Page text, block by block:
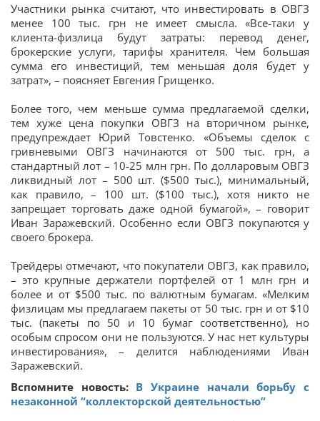
Участники рынка считают, что инвестировать в ОВГЗ
менее 100 тыс. грн не имеет смысла. «Все-таки у
клиента-физлица будут затраты: перевод денег,
брокерские услуги, тарифы хранителя. Чем большая
сумма его инвестиций, тем меньшая доля будет у
затрат», – поясняет Евгения Грищенко.
Более того, чем меньше сумма предлагаемой сделки,
тем хуже цена покупки ОВГЗ на вторичном рынке,
предупреждает Юрий Товстенко. «Объемы сделок с
гривневыми ОВГЗ начинаются от 500 тыс. грн, а
стандартный лот – 10-25 млн грн. По долларовым ОВГЗ
ликвидный лот – 500 шт. ($500 тыс.), минимальный,
как правило, – 100 шт. ($100 тыс.), хотя никто не
запрещает торговать даже одной бумагой», – говорит
Иван Заражевский. Особенно если ОВГЗ покупаются у
своего брокера.
Трейдеры отмечают, что покупатели ОВГЗ, как правило,
– это крупные держатели портфелей от 1 млн грн и
более и от $500 тыс. по валютным бумагам. «Мелким
физлицам мы предлагаем пакеты от 50 тыс. грн и от $10
тыс. (пакеты по 50 и 10 бумаг соответственно), но
особым спросом они не пользуются. У нас нет культуры
инвестирования», – делится наблюдениями Иван
Заражевский.
Вспомните новость: В Украине начали борьбу с
незаконной “коллекторской деятельностью”